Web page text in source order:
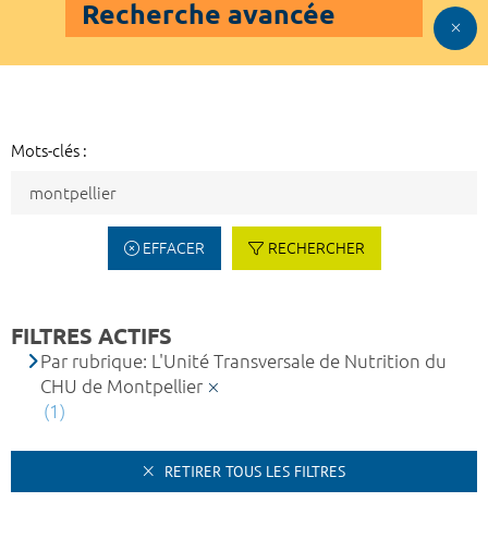
Recherche avancée
Mots-clés :
EFFACER RECHERCHER
FILTRES ACTIFS
Par rubrique: L'Unité Transversale de Nutrition du
CHU de Montpellier
(1)
RETIRER TOUS LES FILTRES